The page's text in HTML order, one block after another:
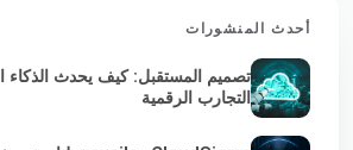
أحدث المنشورات
تصميم المستقبل: كيف يحدث الذكاء
التجارب الرقمية